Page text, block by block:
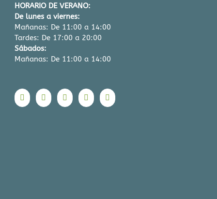
HORARIO DE VERANO:
De lunes a viernes:
Mañanas: De 11:00 a 14:00
Tardes: De 17:00 a 20:00
Sábados:
Mañanas: De 11:00 a 14:00